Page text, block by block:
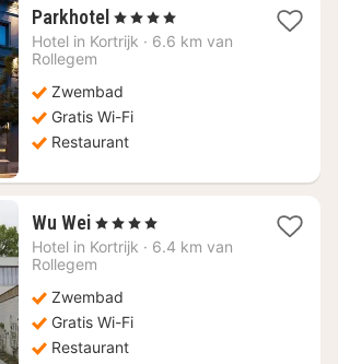
Parkhotel 1
nacht
vanaf
129,46
, 4 Sterren
Hotel in Kortrijk · 6.6 km van
Rollegem
Zwembad
Gratis Wi-Fi
Restaurant
Wu Wei1
nacht
vanaf
101,30
, 4 Sterren
Hotel in Kortrijk · 6.4 km van
Rollegem
Zwembad
Gratis Wi-Fi
Restaurant